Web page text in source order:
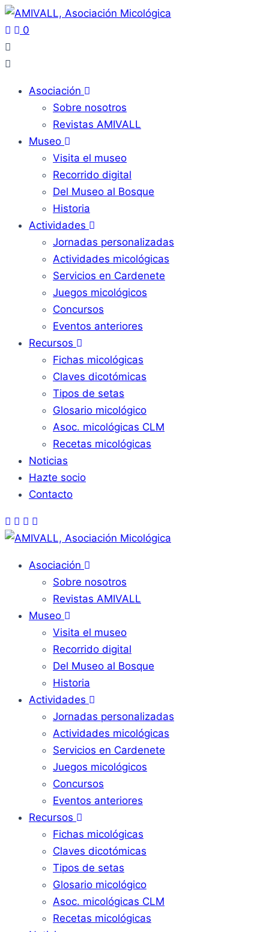
0
Asociación
Sobre nosotros
Revistas AMIVALL
Museo
Visita el museo
Recorrido digital
Del Museo al Bosque
Historia
Actividades
Jornadas personalizadas
Actividades micológicas
Servicios en Cardenete
Juegos micológicos
Concursos
Eventos anteriores
Recursos
Fichas micológicas
Claves dicotómicas
Tipos de setas
Glosario micológico
Asoc. micológicas CLM
Recetas micológicas
Noticias
Hazte socio
Contacto
Asociación
Sobre nosotros
Revistas AMIVALL
Museo
Visita el museo
Recorrido digital
Del Museo al Bosque
Historia
Actividades
Jornadas personalizadas
Actividades micológicas
Servicios en Cardenete
Juegos micológicos
Concursos
Eventos anteriores
Recursos
Fichas micológicas
Claves dicotómicas
Tipos de setas
Glosario micológico
Asoc. micológicas CLM
Recetas micológicas